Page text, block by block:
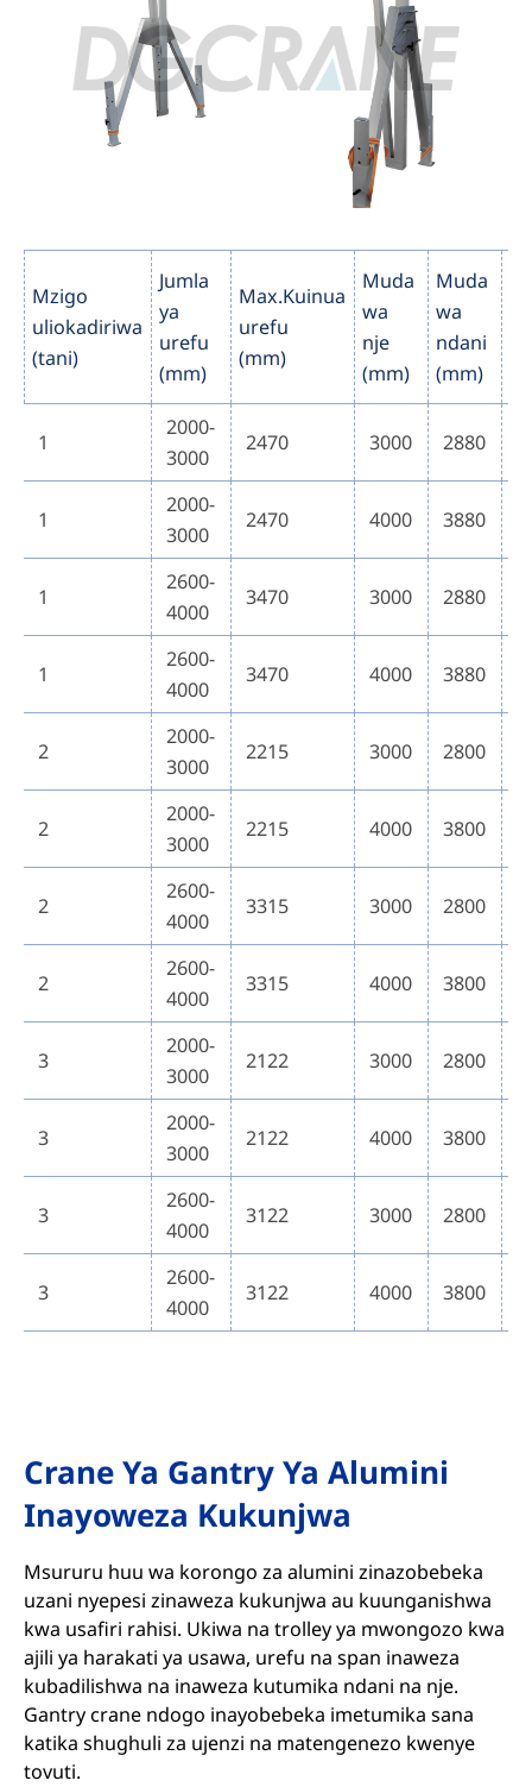
Mzigo
uliokadiriwa
(tani)
Jumla
ya
urefu
(mm)
Max.Kuinua
urefu
(mm)
Muda
wa
nje
(mm)
Muda
wa
ndani
(mm)
1
2000-
3000
2470 3000 2880
1
2000-
3000
2470 4000 3880
1
2600-
4000
3470 3000 2880
1
2600-
4000
3470 4000 3880
2
2000-
3000
2215 3000 2800
2
2000-
3000
2215 4000 3800
2
2600-
4000
3315 3000 2800
2
2600-
4000
3315 4000 3800
3
2000-
3000
2122 3000 2800
3
2000-
3000
2122 4000 3800
3
2600-
4000
3122 3000 2800
3
2600-
4000
3122 4000 3800
Crane Ya Gantry Ya Alumini
Inayoweza Kukunjwa
Msururu huu wa korongo za alumini zinazobebeka
uzani nyepesi zinaweza kukunjwa au kuunganishwa
kwa usafiri rahisi. Ukiwa na trolley ya mwongozo kwa
ajili ya harakati ya usawa, urefu na span inaweza
kubadilishwa na inaweza kutumika ndani na nje.
Gantry crane ndogo inayobebeka imetumika sana
katika shughuli za ujenzi na matengenezo kwenye
tovuti.